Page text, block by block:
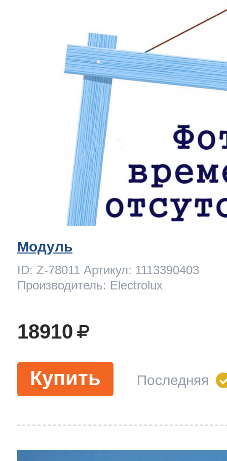
Модуль
ID: Z-78011 Артикул: 1113390403
Производитель: Electrolux
18910
Купить Последняя